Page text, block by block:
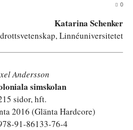
0
Katarina Schenker
Linnéuniversitetet
Andersson
simskolan
sidor, hft.
2016 (Glänta Hardcore)
91-86133-76-4